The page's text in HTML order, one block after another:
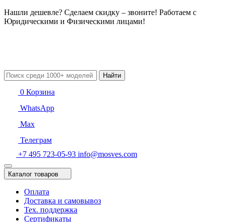
Нашли дешевле? Сделаем скидку – звоните! Работаем с
Юридическими и Физическими лицами!
Найти
0 Корзина
WhatsApp
Max
Телеграм
+7 495 723-05-93 info@mosves.com
Каталог товаров
Оплата
Доставка и самовывоз
Тех. поддержка
Сертификаты